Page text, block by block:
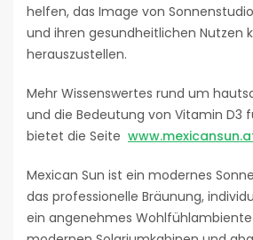
helfen, das Image von
und ihren gesundheitlichen Nutzen
herauszustellen.
Mehr Wissenswertes rund um
und die Bedeutung von Vitamin D3
bietet die Seite
Mexican Sun ist ein modernes
das professionelle Bräunung,
ein angenehmes